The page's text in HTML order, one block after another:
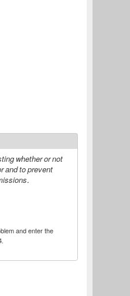
whether or not
and to prevent
and enter the